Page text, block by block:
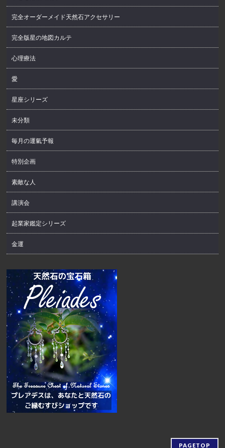
完全オーダーメイド天然石アクセサリー
完全版星の地図カルテ
心理療法
愛
星座シリーズ
未分類
毎月の運氣予報
特別企画
素敵な人
講演会
起業家鑑定シリーズ
金運
PAGETOP